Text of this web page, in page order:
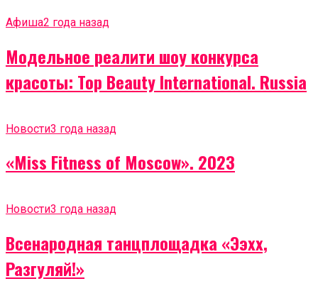
Афиша2 года назад
Модельное реалити шоу конкурса
красоты: Top Beauty International. Russia
Новости3 года назад
«Miss Fitness of Moscow». 2023
Новости3 года назад
Всенародная танцплощадка «Ээхх,
Разгуляй!»